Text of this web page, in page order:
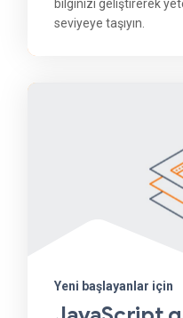
bilginizi geliştirerek
seviyeye taşıyın.
Yeni başlayanlar için